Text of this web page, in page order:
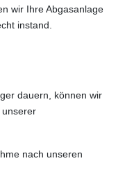
wir Ihre Abgasanlage
instand.
dauern, können wir
nach unseren